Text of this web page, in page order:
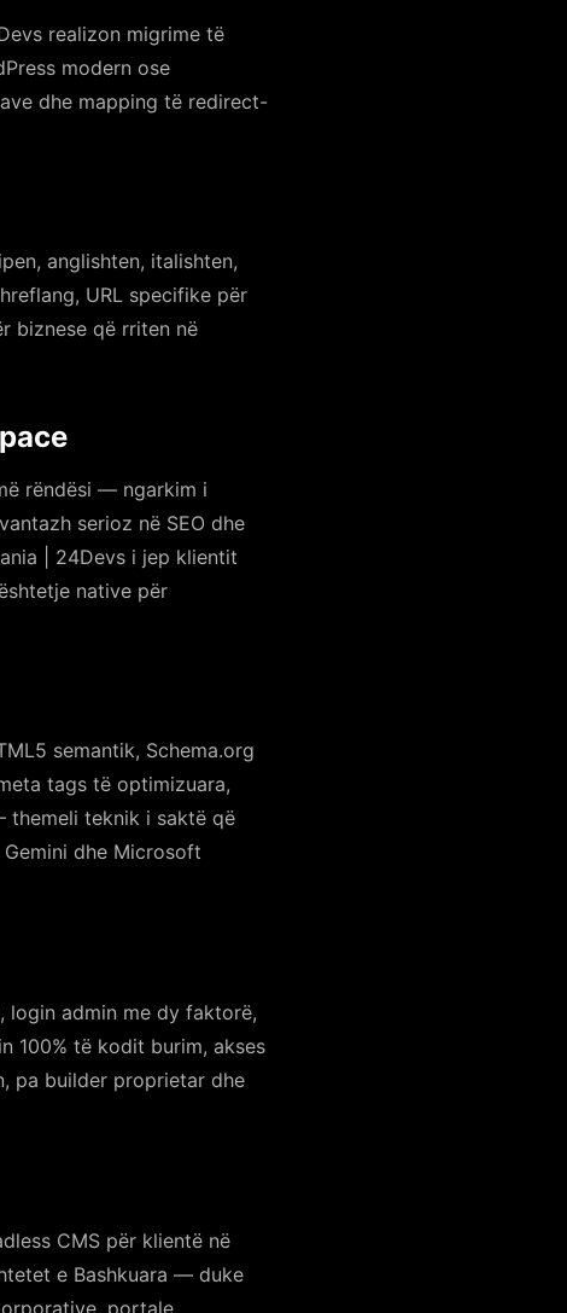
realizon migrime të
modern ose
dhe mapping të redirect-
anglishten, italishten,
URL specifike për
biznese që rriten në
rëndësi — ngarkim i
serioz në SEO dhe
| 24Devs i jep klientit
native për
semantik, Schema.org
tags të optimizuara,
themeli teknik i saktë që
dhe Microsoft
login admin me dy faktorë,
100% të kodit burim, akses
pa builder proprietar dhe
CMS për klientë në
e Bashkuara — duke
portale